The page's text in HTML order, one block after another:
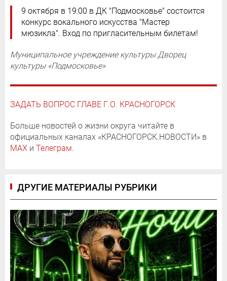
9 октября в 19:00 в ДК "Подмосковье" состоится
конкурс вокального искусства "Мастер
мюзикла". Вход по пригласительным билетам!
Муниципальное учреждение культуры Дворец
культуры «Подмосковье»
ЗАДАТЬ ВОПРОС ГЛАВЕ Г.О. КРАСНОГОРСК
Больше новостей о жизни округа читайте в
официальных каналах «КРАСНОГОРСК.НОВОСТИ» в
MAX и Телеграм.
ДРУГИЕ МАТЕРИАЛЫ РУБРИКИ